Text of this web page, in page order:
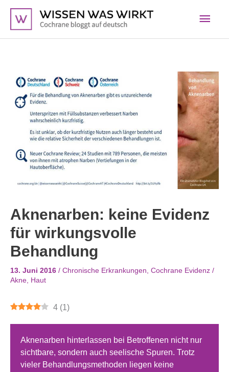
Inhalt
springen
Aknenarben: keine Evidenz
für wirkungsvolle
Behandlung
13. Juni 2016 / Chronische Erkrankungen Cochrane Evidenz /
Akne
Haut
4 (1)
Aknenarben hinterlassen bei Betroffenen nicht nur
sichtbare, sondern auch seelische Spuren. Trotz
vieler Behandlungsmethoden liegen keine